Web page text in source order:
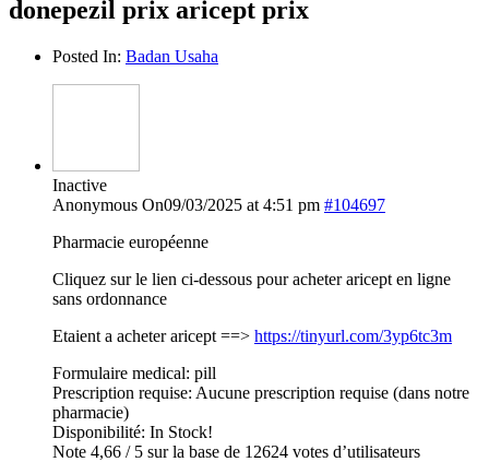
donepezil prix aricept prix
Posted In: Badan Usaha
Inactive
Anonymous On09/03/2025 at 4:51 pm #104697
Pharmacie européenne
Cliquez sur le lien ci-dessous pour acheter aricept en ligne
sans ordonnance
Etaient a acheter aricept ==> https://tinyurl.com/3yp6tc3m
Formulaire medical: pill
Prescription requise: Aucune prescription requise (dans notre
pharmacie)
Disponibilité: In Stock!
Note 4,66 / 5 sur la base de 12624 votes d’utilisateurs